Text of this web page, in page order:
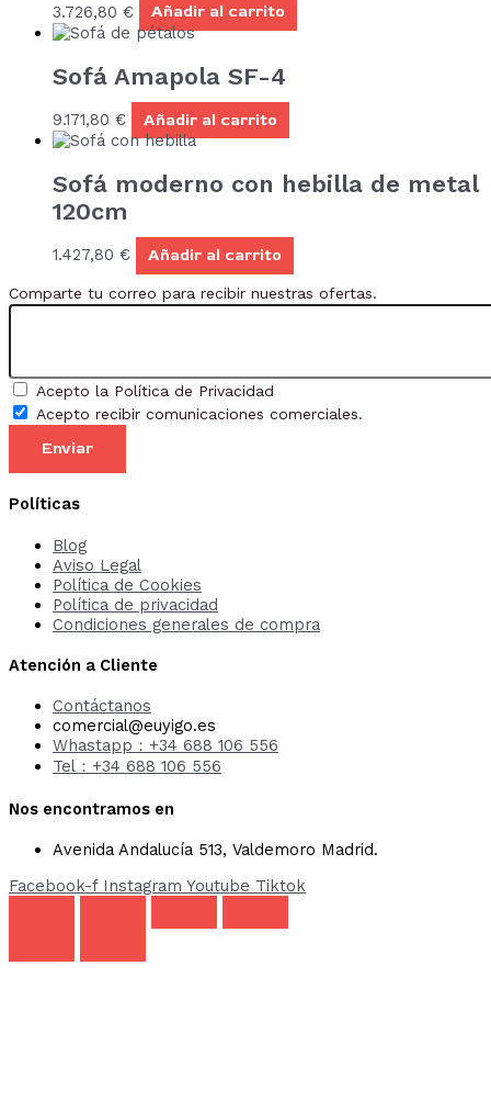
3.726,80 € Añadir al carrito
Sofá Amapola SF-4
9.171,80 € Añadir al carrito
Sofá moderno con hebilla de metal
120cm
1.427,80 € Añadir al carrito
Comparte tu correo para recibir nuestras ofertas.
Acepto la Política de Privacidad
Acepto recibir comunicaciones comerciales.
Enviar
Políticas
Blog
Aviso Legal
Política de Cookies
Política de privacidad
Condiciones generales de compra
Atención a Cliente
Contáctanos
comercial@euyigo.es
Whastapp：+34 688 106 556
Tel：+34 688 106 556
Nos encontramos en
Avenida Andalucía 513, Valdemoro Madrid.
Facebook-f Instagram Youtube Tiktok